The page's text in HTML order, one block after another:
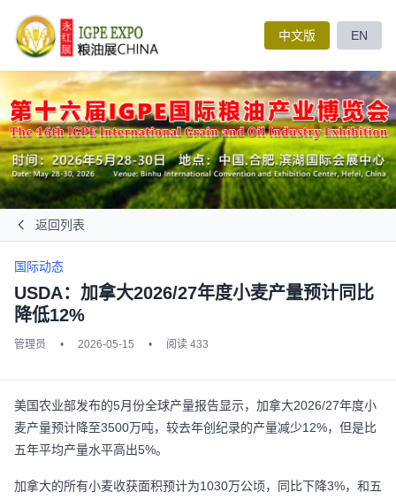
中文版 EN
返回列表
国际动态
USDA：加拿大2026/27年度小麦产量预计同比
降低12%
管理员 • 2026-05-15 • 阅读 433
美国农业部发布的5月份全球产量报告显示，加拿大2026/27年度小
麦产量预计降至3500万吨，较去年创纪录的产量减少12%，但是比
五年平均产量水平高出5%。
加拿大的所有小麦收获面积预计为1030万公顷，同比下降3%，和五